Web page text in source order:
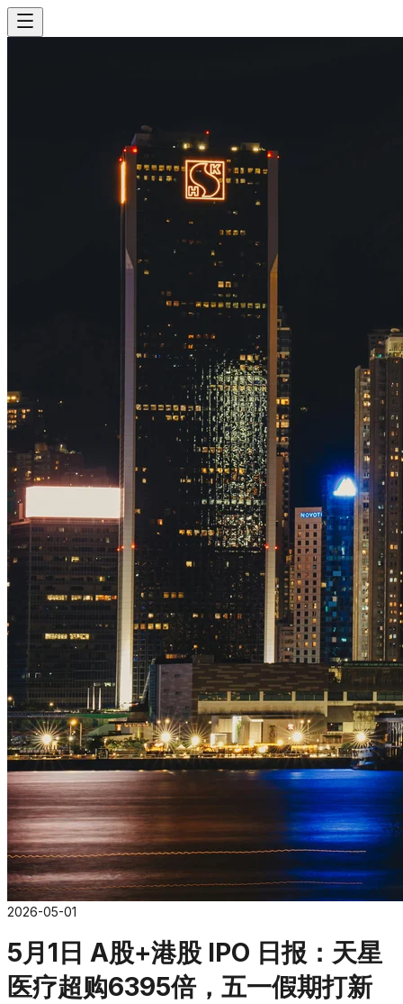
2026-05-01
5月1日 A股+港股 IPO 日报：天星
医疗超购6395倍，五一假期打新